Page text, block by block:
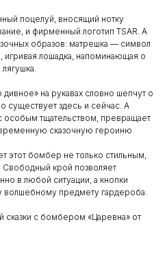
поцелуй, вносящий нотку
и фирменный логотип TSAR. А
образов: матрешка — символ
игривая лошадка, напоминающая о
на рукавах словно шепчут о
существует здесь и сейчас. А
особым тщательством, превращает
сказочную героиню.
этот бомбер не только стильным,
крой позволяет
в любой ситуации, а кнопки
волшебному предмету гардероба.
сказки с бомбером «Царевна» от